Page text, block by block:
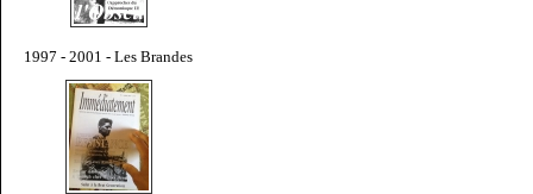
1997 - 2001 - Les Brandes